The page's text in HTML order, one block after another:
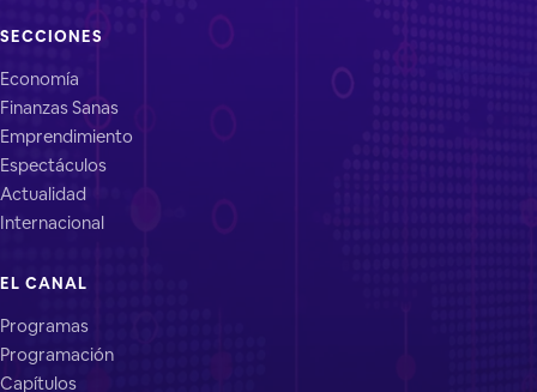
SECCIONES
Economía
Finanzas Sanas
Emprendimiento
Espectáculos
Actualidad
Internacional
EL CANAL
Programas
Programación
Capítulos